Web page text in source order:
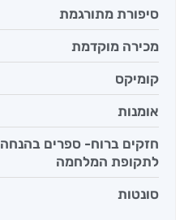
סיפורת מתורגמת
מכירה מוקדמת
קומיקס
אומנות
חזקים ברוח- ספרים בהנחה
לתקופת המלחמה
סונטות